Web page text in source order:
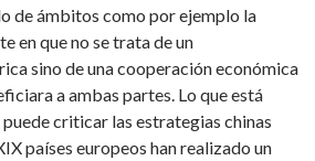
de ámbitos como por ejemplo la
en que no se trata de un
sino de una cooperación económica
a ambas partes. Lo que está
criticar las estrategias chinas
países europeos han realizado un